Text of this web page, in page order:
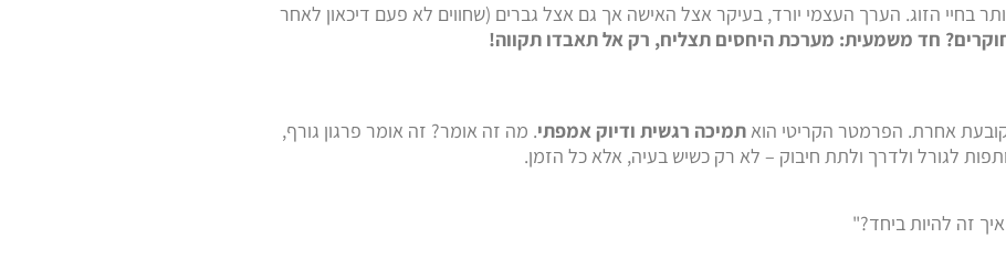
בחיי הזוג. הערך העצמי יורד, בעיקר אצל האישה אך גם אצל גברים (שחווים לא פעם דיכאון לאחר
חד משמעית: מערכת היחסים תצליח, רק אל תאבדו תקווה!
אחרת. הפרמטר הקריטי הואתמיכה רגשית ודיוק אמפתי. מה זה אומר? זה אומר פרגון גורף,
לגורל ולדרך ולתת חיבוק – לא רק כשיש בעיה, אלא כל הזמן.
זה להיות ביחד?"